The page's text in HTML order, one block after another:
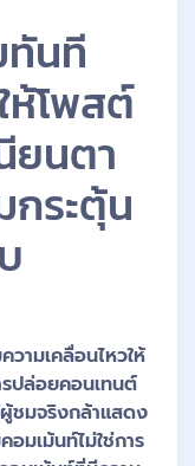
นที
ห้โพสต์
ยนตา
กระตุ้น
ามเคลื่อนไหวให้
ปล่อยคอนเทนต์
ชมจริงกล้าแสดง
มเม้นท์ไม่ใช่การ